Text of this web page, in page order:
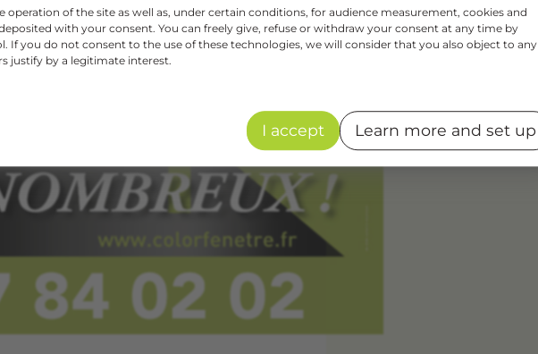
operation of the site as well as, under certain conditions, for audience measurement, cookies and
with your consent. You can freely give, refuse or withdraw your consent at any time by
If you do not consent to the use of these technologies, we will consider that you also object to any
justify by a legitimate interest.
I accept Learn more and set up